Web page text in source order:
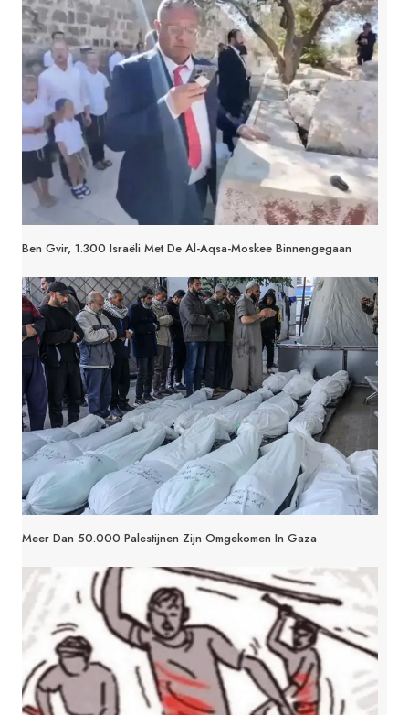
Ben Gvir, 1.300 Israëli Met De Al-Aqsa-Moskee Binnengegaan
Meer Dan 50.000 Palestijnen Zijn Omgekomen In Gaza